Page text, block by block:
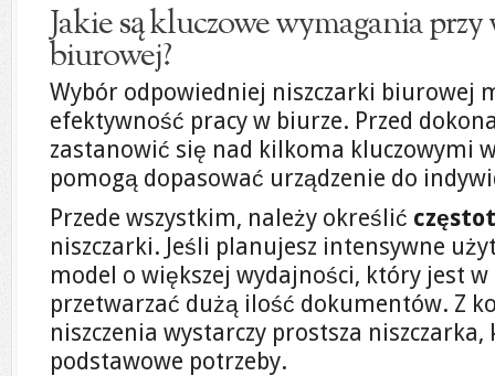
Jakie są kluczowe wymagania
biurowej?
Wybór odpowiedniej niszczarki biurowej
efektywność pracy w biurze. Przed
zastanowić się nad kilkoma kluczowymi
pomogą dopasować urządzenie do
Przede wszystkim, należy określić
niszczarki. Jeśli planujesz intensywne
model o większej wydajności, który jest w
przetwarzać dużą ilość dokumentów. Z
niszczenia wystarczy prostsza
podstawowe potrzeby.